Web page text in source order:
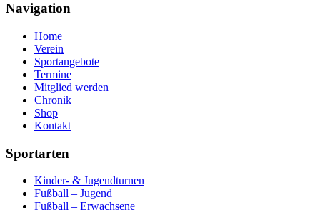
Navigation
Home
Verein
Sportangebote
Termine
Mitglied werden
Chronik
Shop
Kontakt
Sportarten
Kinder- & Jugendturnen
Fußball – Jugend
Fußball – Erwachsene